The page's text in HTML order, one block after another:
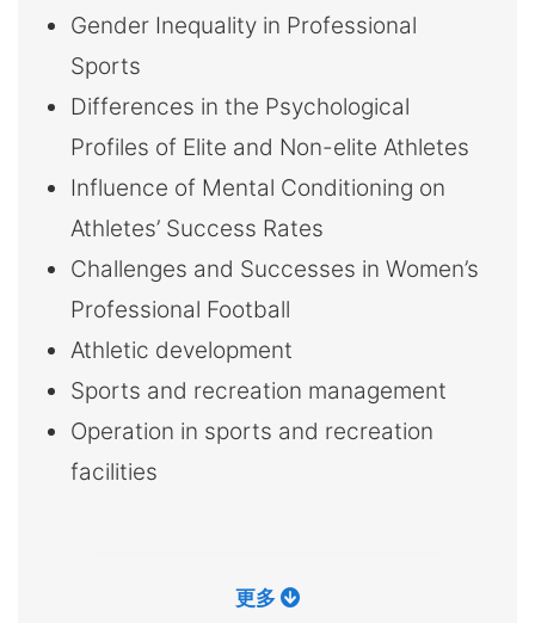
Gender Inequality in Professional
Sports
Differences in the Psychological
Profiles of Elite and Non-elite Athletes
Influence of Mental Conditioning on
Athletes’ Success Rates
Challenges and Successes in Women’s
Professional Football
Athletic development
Sports and recreation management
Operation in sports and recreation
facilities
更多